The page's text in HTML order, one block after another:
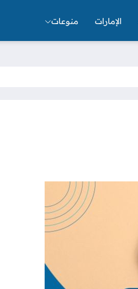
الإمارات منوعات